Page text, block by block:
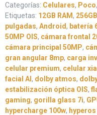
Categorías: Celulares, Poco,
Etiquetas: 12GB RAM, 256GB
pulgadas, Android, batería
50MP OIS, cámara frontal
cámara principal 50MP,
gran angular 8mp, carga
celular premium, celular
facial AI , dolby atmos,
estabilización óptica OIS,
gaming, gorilla glass 7i,
hypercharge 100w, hyperos